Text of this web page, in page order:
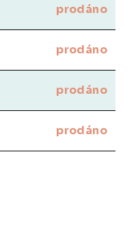
prodáno
prodáno
prodáno
prodáno